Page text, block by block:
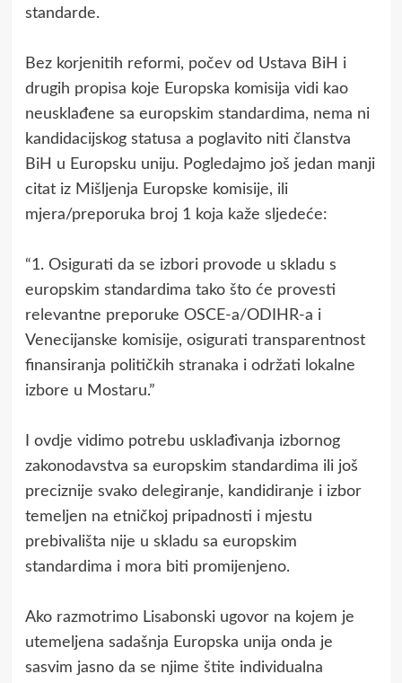
standarde.
Bez korjenitih reformi, počev od Ustava BiH i
drugih propisa koje Europska komisija vidi kao
neusklađene sa europskim standardima, nema ni
kandidacijskog statusa a poglavito niti članstva
BiH u Europsku uniju. Pogledajmo još jedan manji
citat iz Mišljenja Europske komisije, ili
mjera/preporuka broj 1 koja kaže sljedeće:
“1. Osigurati da se izbori provode u skladu s
europskim standardima tako što će provesti
relevantne preporuke OSCE-a/ODIHR-a i
Venecijanske komisije, osigurati transparentnost
finansiranja političkih stranaka i održati lokalne
izbore u Mostaru.”
I ovdje vidimo potrebu usklađivanja izbornog
zakonodavstva sa europskim standardima ili još
preciznije svako delegiranje, kandidiranje i izbor
temeljen na etničkoj pripadnosti i mjestu
prebivališta nije u skladu sa europskim
standardima i mora biti promijenjeno.
Ako razmotrimo Lisabonski ugovor na kojem je
utemeljena sadašnja Europska unija onda je
sasvim jasno da se njime štite individualna